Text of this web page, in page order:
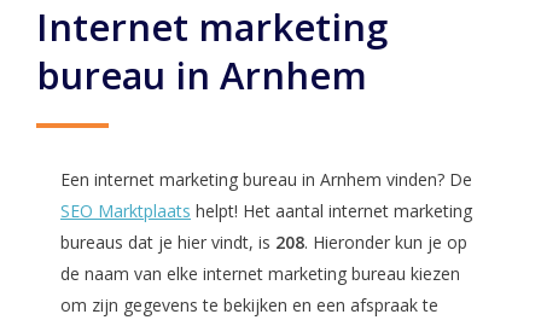
Internet marketing
bureau in Arnhem
Een internet marketing bureau in Arnhem vinden? De
SEO Marktplaats helpt! Het aantal internet marketing
bureaus dat je hier vindt, is 208. Hieronder kun je op
de naam van elke internet marketing bureau kiezen
om zijn gegevens te bekijken en een afspraak te